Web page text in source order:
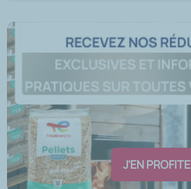
J'EN PROFITE